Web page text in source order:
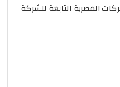
المصرية التابعة للشركة